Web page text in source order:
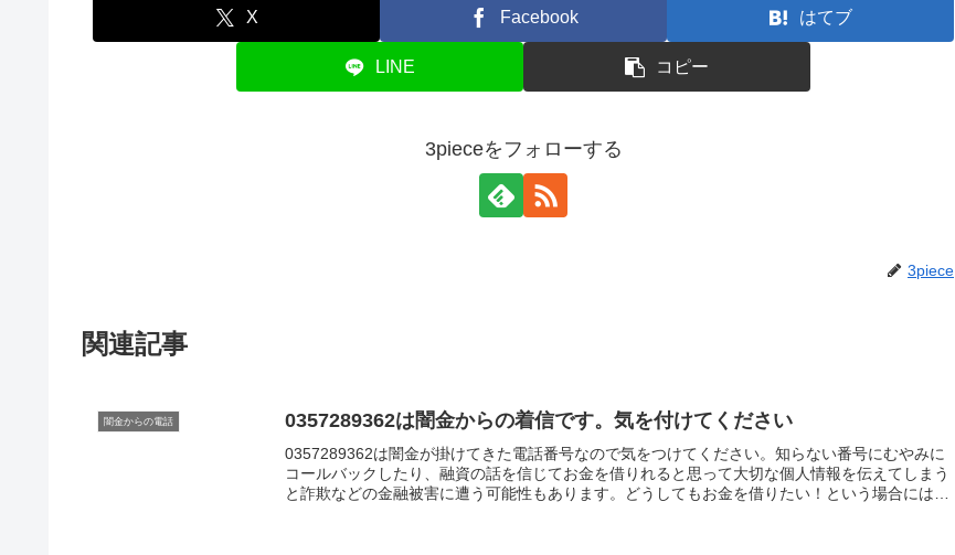
X Facebook はてブ
LINE コピー
3pieceをフォローする
3piece
関連記事
闇金からの電話 0357289362は闇金からの着信です。気を付けてください
0357289362は闇金が掛けてきた電話番号なので気をつけてください。知らない番号にむやみに
コールバックしたり、融資の話を信じてお金を借りれると思って大切な個人情報を伝えてしまう
と詐欺などの金融被害に遭う可能性もあります。どうしてもお金を借りたい！という場合には給